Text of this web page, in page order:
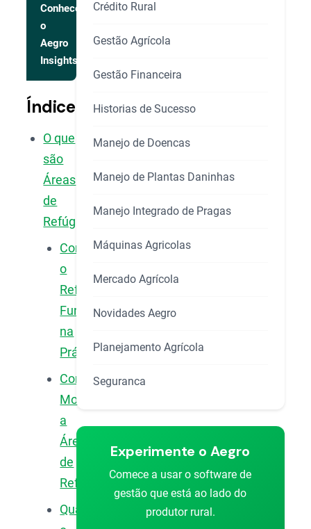
Conhecer
o
Aegro
Insights
Índice
O que
são
Áreas
de
Refúgio?
Como
o
Refúgio
Funciona
na
Prática?
Como
Montar
a
Área
de
Refúgio?
Qual
Crédito Rural
Gestão Agrícola
Gestão Financeira
Historias de Sucesso
Manejo de Doencas
Manejo de Plantas Daninhas
Manejo Integrado de Pragas
Máquinas Agricolas
Mercado Agrícola
Novidades Aegro
Planejamento Agrícola
Seguranca
Experimente o Aegro
Comece a usar o software de
gestão que está ao lado do
produtor rural.